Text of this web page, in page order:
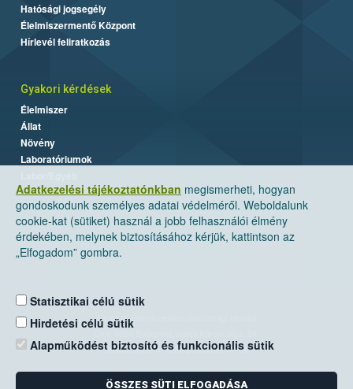
Adatkezelési tájékoztatónkban megismerheti, hogyan
gondoskodunk személyes adatai védelméről. Weboldalunk
cookie-kat (sütiket) használ a jobb felhasználói élmény
érdekében, melynek biztosításához kérjük, kattintson az
„Elfogadom” gombra.
Statisztikai célú sütik
Hirdetési célú sütik
Alapműködést biztosító és funkcionális sütik
ÖSSZES SÜTI ELFOGADÁSA
Hatósági jogsegély
Élelmiszermentő Központ
Hírlevél feliratkozás
Gyakori kérdések
Élelmiszer
Állat
Növény
Laboratóriumok
Nemzeti Élelmiszerlánc-biztonsági Hivatal
Levelezési cím: 1525 Budapest. Pf. 30.